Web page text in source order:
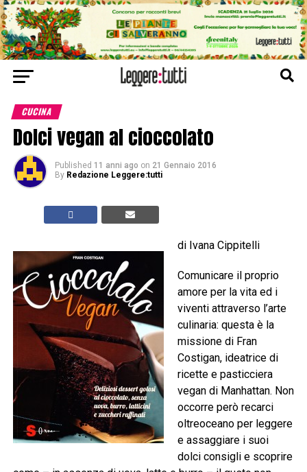
CUCINA
Dolci vegan al cioccolato
Published 11 anni ago on 21 Gennaio 2016
By Redazione Leggere:tutti
di Ivana Cippitelli
Comunicare il proprio
amore per la vita ed i
viventi attraverso l’arte
culinaria: questa è la
missione di Fran
Costigan, ideatrice di
ricette e pasticciera
vegan di Manhattan. Non
occorre però recarci
oltreoceano per leggere
e assaggiare i suoi
dolci consigli e scoprire